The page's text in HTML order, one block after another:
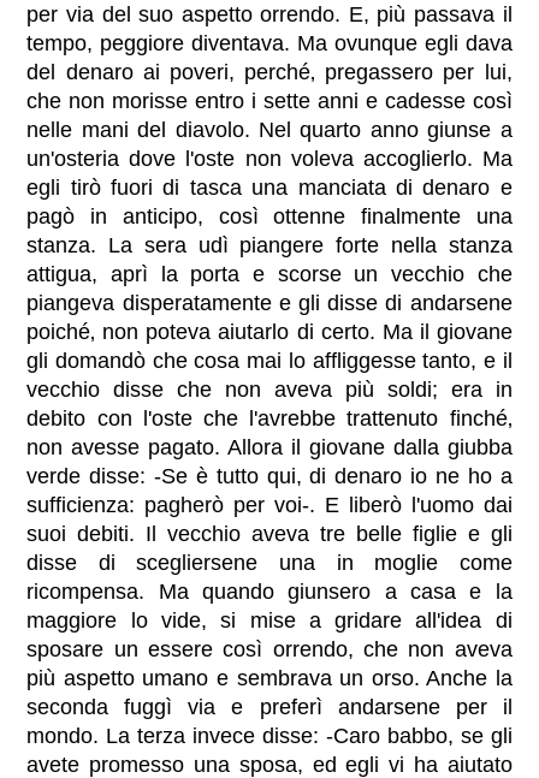
per via del suo aspetto orrendo. E, più passava il
tempo, peggiore diventava. Ma ovunque egli dava
del denaro ai poveri, perché‚ pregassero per lui,
che non morisse entro i sette anni e cadesse così
nelle mani del diavolo. Nel quarto anno giunse a
un'osteria dove l'oste non voleva accoglierlo. Ma
egli tirò fuori di tasca una manciata di denaro e
pagò in anticipo, così ottenne finalmente una
stanza. La sera udì piangere forte nella stanza
attigua, aprì la porta e scorse un vecchio che
piangeva disperatamente e gli disse di andarsene
poiché‚ non poteva aiutarlo di certo. Ma il giovane
gli domandò che cosa mai lo affliggesse tanto, e il
vecchio disse che non aveva più soldi; era in
debito con l'oste che l'avrebbe trattenuto finché‚
non avesse pagato. Allora il giovane dalla giubba
verde disse: -Se è tutto qui, di denaro io ne ho a
sufficienza: pagherò per voi-. E liberò l'uomo dai
suoi debiti. Il vecchio aveva tre belle figlie e gli
disse di scegliersene una in moglie come
ricompensa. Ma quando giunsero a casa e la
maggiore lo vide, si mise a gridare all'idea di
sposare un essere così orrendo, che non aveva
più aspetto umano e sembrava un orso. Anche la
seconda fuggì via e preferì andarsene per il
mondo. La terza invece disse: -Caro babbo, se gli
avete promesso una sposa, ed egli vi ha aiutato